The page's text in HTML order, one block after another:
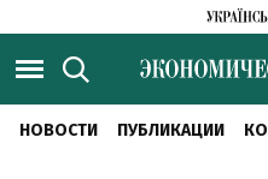
НОВОСТИ ПУБЛИКАЦИИ